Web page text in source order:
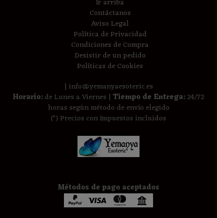
Contáctanos
Aviso Legal
Política de Privacidad
Condiciones de Compra
Desistir de un pedido
Políticas de Cookies
| info@yemanyaesoteric.es
Horario:de Lunes a Viernes | Tiempo de Entrega:24/72
horas según método de envío elegido
(*) Precios con Impuestos incluidos
Métodos de pago aceptados